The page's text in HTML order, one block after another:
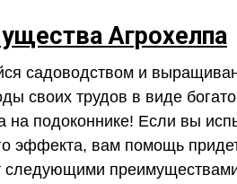
Агрохелпа
садоводством и
своих трудов в виде
на подоконнике! Если вы
эффекта, вам помощь
следующими